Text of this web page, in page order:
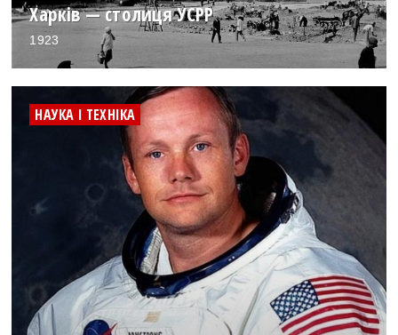
Харків — столиця УСРР
1923
НАУКА І ТЕХНІКА